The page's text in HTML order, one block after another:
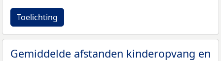
Toelichting
Gemiddelde afstanden kinderopvang en